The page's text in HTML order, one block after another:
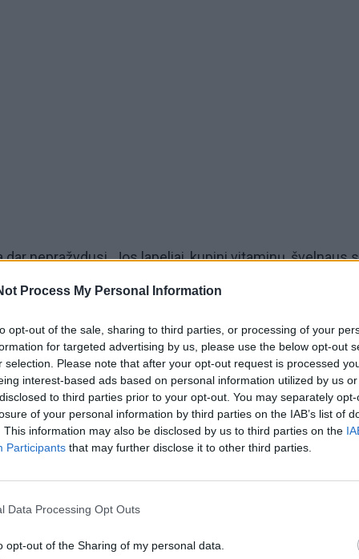
Process My Personal Information
opt-out of the sale, sharing to third parties, or processing of your
for targeted advertising by us, please use the below opt-out
selection. Please note that after your opt-out request is processed
interest-based ads based on personal information utilized by us
to third parties prior to your opt-out. You may separately
of your personal information by third parties on the IAB’s list of
This information may also be disclosed by us to third parties on the
Participants that may further disclose it to other third parties.
Data Processing Opt Outs
opt-out of the Sharing of my personal data.
dar nepražydusi. Jos lapeliai, kupini vitaminų, švelnaus
salotoms ar sumuštiniams, vietoj salotos lapo.
vartojote antibiotikus - tinka visas raktažolės augalas su
nuplauti, šiek tiek padžiovinti.
reikia dviejų augaliukų su šaknelėm vienai dienai.
litru vandens, palaikyti 30 min.